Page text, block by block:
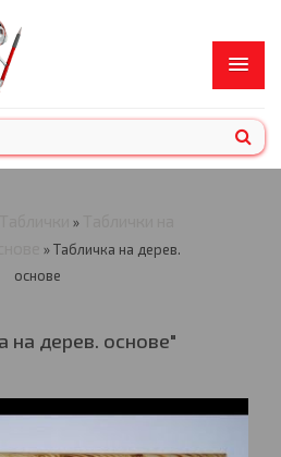
»
» Табличка на дерев.
основе
на дерев. основе"